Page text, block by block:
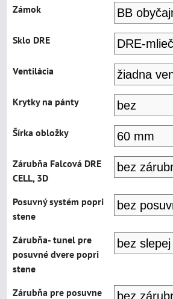
Zámok
Sklo DRE
Ventilácia
Krytky na pánty
Šírka obložky
Zárubňa Falcová DRE
CELL, 3D
Posuvný systém popri
stene
Zárubňa- tunel pre
posuvné dvere popri
stene
Zárubňa pre posuvne